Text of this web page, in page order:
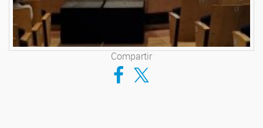
Compartir
Compartir en Facebook
Compartir en Twitter